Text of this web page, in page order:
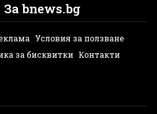
За bnews.bg
Условия за ползване
за бисквитки Контакти